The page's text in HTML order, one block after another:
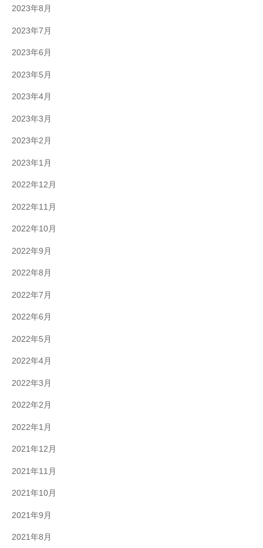
2023年8月
2023年7月
2023年6月
2023年5月
2023年4月
2023年3月
2023年2月
2023年1月
2022年12月
2022年11月
2022年10月
2022年9月
2022年8月
2022年7月
2022年6月
2022年5月
2022年4月
2022年3月
2022年2月
2022年1月
2021年12月
2021年11月
2021年10月
2021年9月
2021年8月